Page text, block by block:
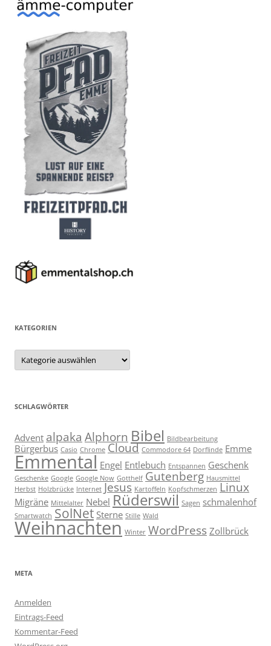
KATEGORIEN
Kategorien
SCHLAGWÖRTER
Advent alpaka Alphorn Bibel Bildbearbeitung
Bürgerbus Casio Chrome Cloud Commodore 64 Dorflinde Emme
Emmental Engel Entlebuch Entspannen Geschenk
Geschenke Google Google Now Gotthelf Gutenberg Hausmittel
Herbst Holzbrücke Internet Jesus Kartoffeln Kopfschmerzen Linux
Migräne Mittelalter Nebel Rüderswil Sagen schmalenhof
Smartwatch SolNet Sterne Stille Wald
Weihnachten Winter WordPress Zollbrück
META
Anmelden
Eintrags-Feed
Kommentar-Feed